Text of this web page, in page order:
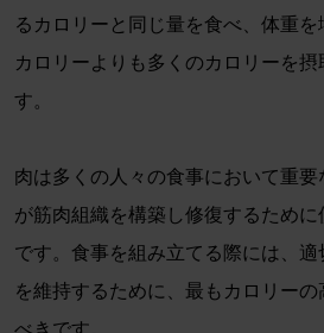
るカロリーと同じ量を食べ、体重
カロリーよりも多くのカロリーを
す。
肉は多くの人々の食事において重
が筋肉組織を構築し修復するため
です。食事を組み立てる際には、
を維持するために、最もカロリー